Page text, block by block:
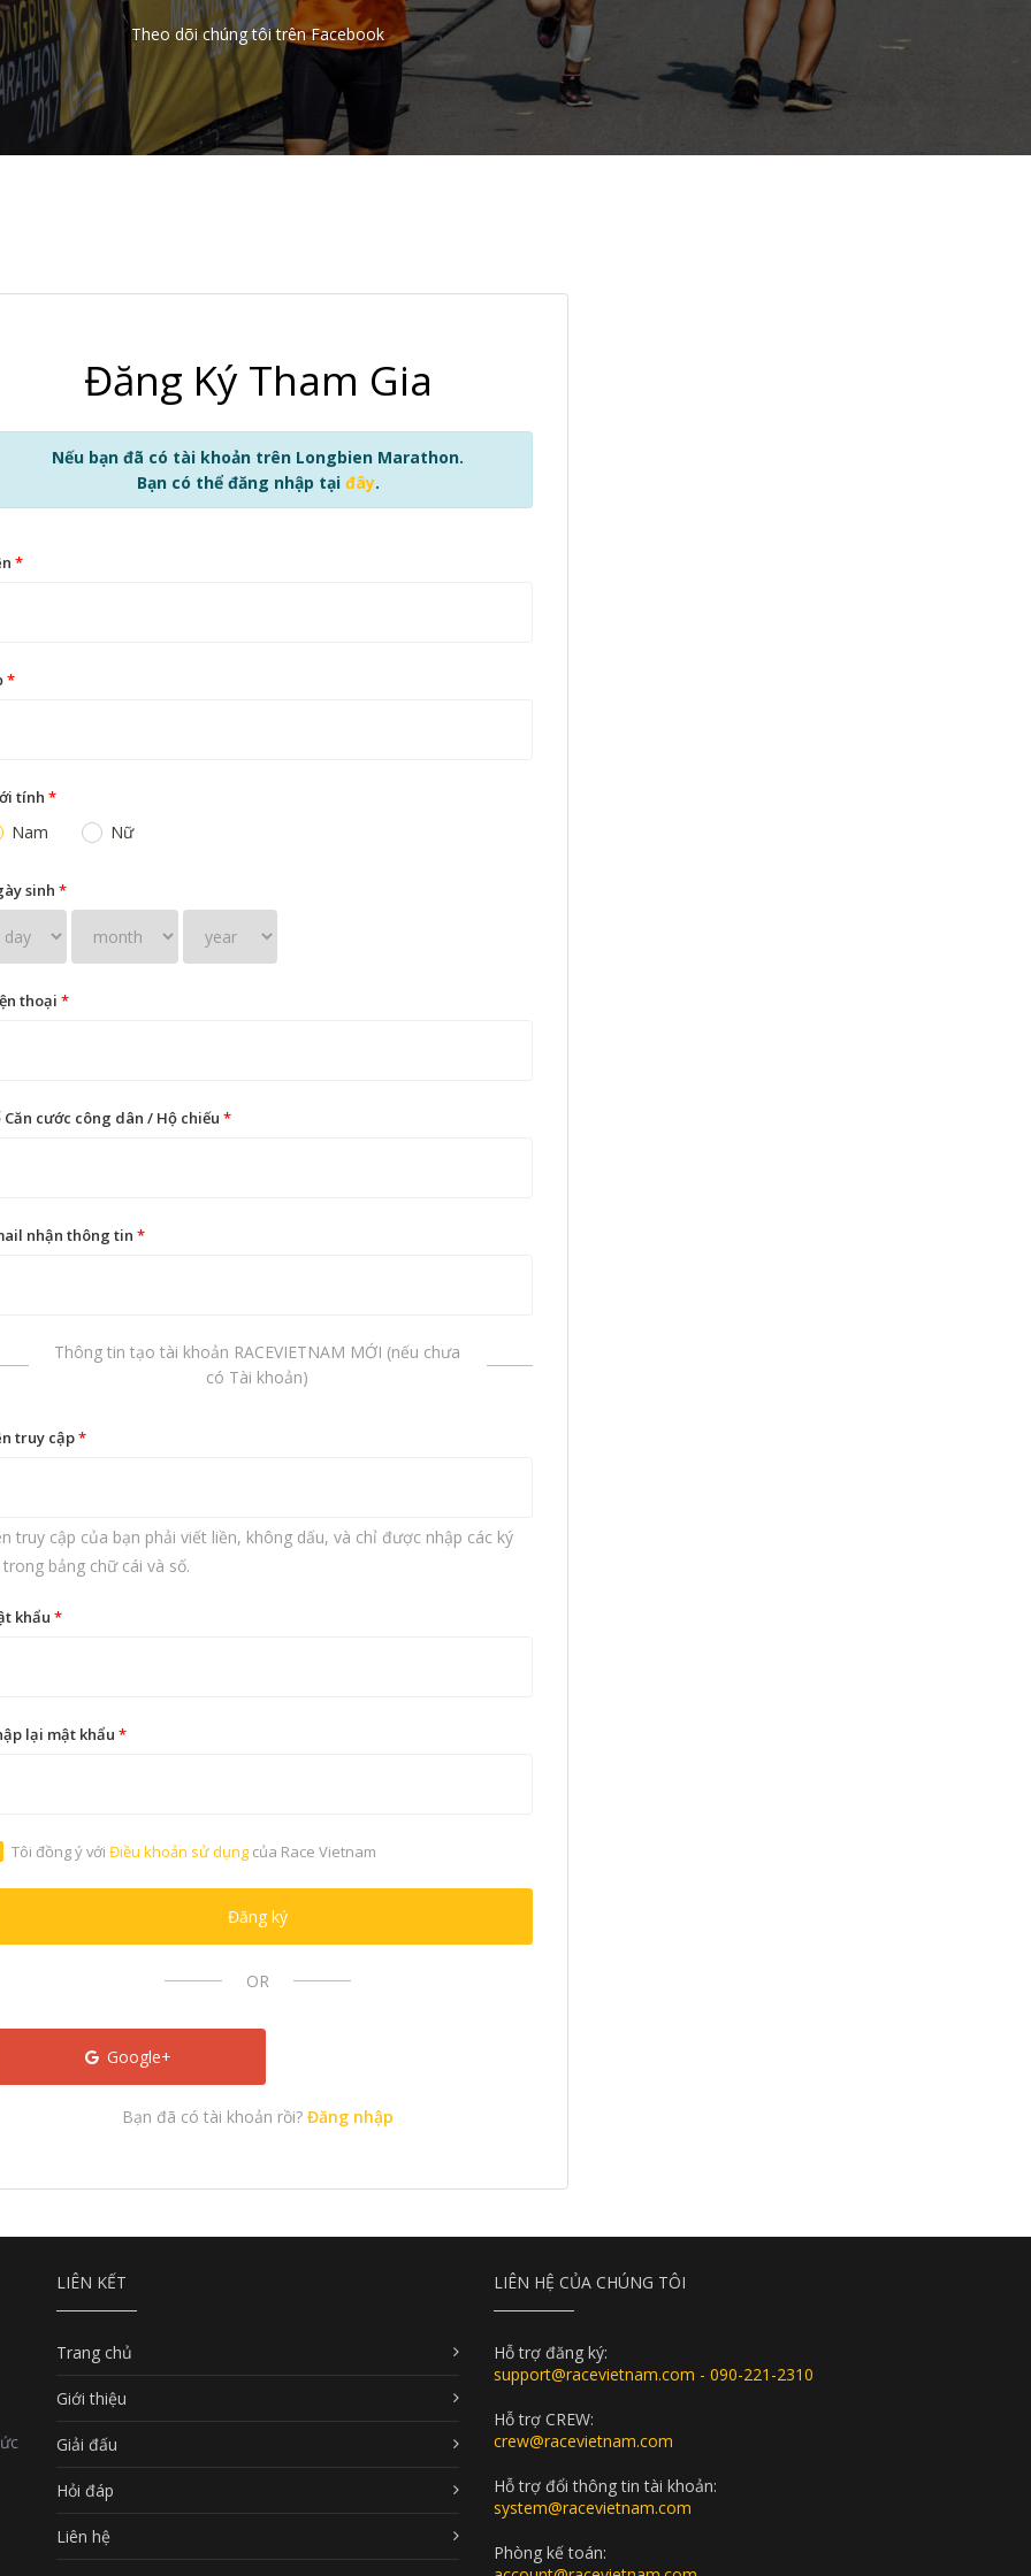
Theo dõi chúng tôi trên Facebook
Đăng Ký Tham Gia
Nếu bạn đã có tài khoản trên Longbien Marathon.
Bạn có thể đăng nhập tại đây.
*
*
tính *
Nam Nữ
sinh *
thoại *
Căn cước công dân / Hộ chiếu *
nhận thông tin *
Thông tin tạo tài khoản RACEVIETNAM MỚI (nếu chưa
có Tài khoản)
truy cập*
truy cập của bạn phải viết liền, không dấu, và chỉ được nhập các ký
bảng chữ cái và số.
khẩu *
lại mật khẩu *
Tôi đồng ý với Điều khoản sử dụngcủa Race Vietnam
Đăng ký
OR
Google+
Bạn đã có tài khoản rồi? Đăng nhập
LIÊN KẾT
Trang chủ
Giới thiệu
Giải đấu
Hỏi đáp
Liên hệ
LIÊN HỆ CỦA CHÚNG TÔI
Hỗ trợ đăng ký:
support@racevietnam.com - 090-221-2310
Hỗ trợ CREW:
crew@racevietnam.com
Hỗ trợ đổi thông tin tài khoản:
system@racevietnam.com
Phòng kế toán: